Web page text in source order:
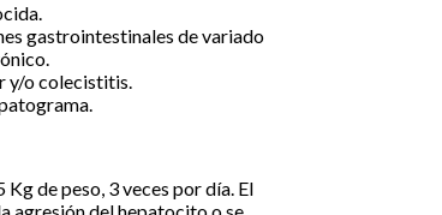
gastrointestinales de variado
y/o colecistitis.
de peso, 3 veces por día. El